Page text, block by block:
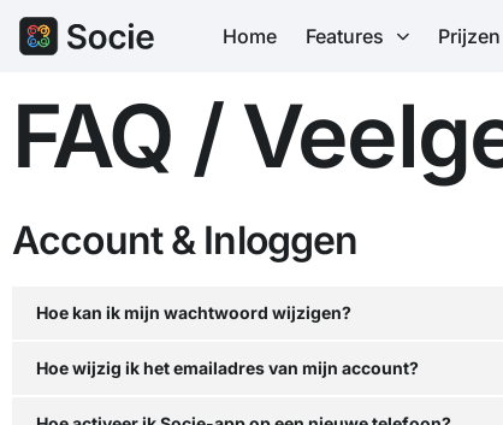
Home Features Prijzen
FAQ /
Account & Inloggen
Hoe kan ik mijn wachtwoord wijzigen?
Hoe wijzig ik het emailadres van mijn account?